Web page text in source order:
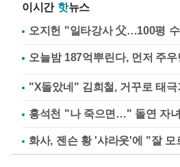
이시간 핫뉴스
오지헌 "일타강사 父…100평
"X돌았네" 김희철, 거꾸로 태
홍석천 "나 죽으면…" 돌연 자
화사, 젠슨 황 '샤라웃'에 "잘 모